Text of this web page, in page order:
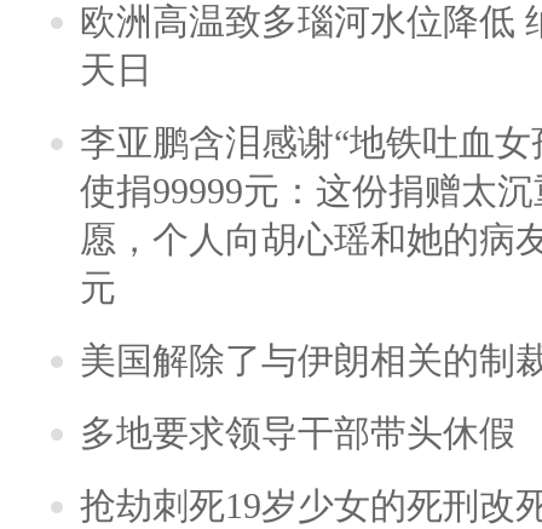
欧洲高温致多瑙河水位降低
天日
李亚鹏含泪感谢“地铁吐血
使捐99999元：这份捐赠太
愿，个人向胡心瑶和她的病
元
美国解除了与伊朗相关的制
多地要求领导干部带头休假
抢劫刺死19岁少女的死刑改